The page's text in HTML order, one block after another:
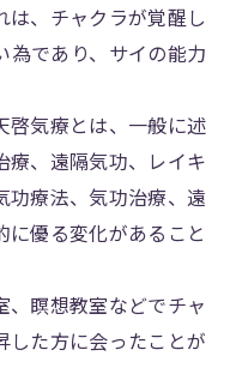
、チャクラが覚醒し
為であり、サイの能力
啓気療とは、一般に述
療、遠隔気功、レイキ
功療法、気功治療、遠
優る変化があること
、瞑想教室などでチャ
した方に会ったことが